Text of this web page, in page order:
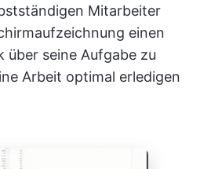
Mitarbeiter
einen
über seine Aufgabe zu
Arbeit optimal erledigen